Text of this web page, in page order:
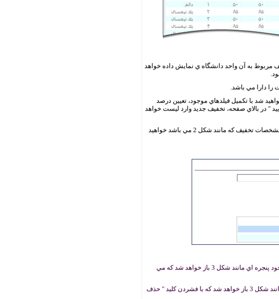
مربوط به آن واحد دانشگاه ي نمايش داده خواهد
تخفيف جديد بر روي کليد " تخفيف جديد " کليک نماييد وارد صفحه اي مانند شکل 2 خواهيد شد با تکميل فيلدهاي موجود، تعيين درصد
" در بالاي صفحه، تخفيف جديد وارد ليست خواهد
براي ويرايش رئوس تخفيف ها با کليک بر روي هر يک از موارد موجود در ليست وارد صفحه ي مشخصات تخفيف که مانند شکل 2 مي باشد خواهيد
چنانچه مي خواهيد يکي از نيمسال ها را تغيير داده و يا اصلاح نماييد با کليک بر روي نيمسال موجود پنجره اي مانند شکل 3 باز خواهد شد که مي
چنانچه مي خواهيد يکي از نيمسال ها را جذف نماييد با کليک بر روي نيمسال موجود پنجره اي مانند شکل 3 باز خواهد شد که با فشردن کليد " حذف